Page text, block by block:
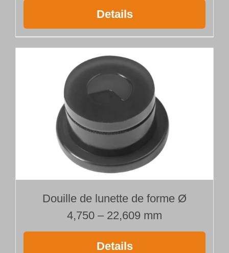
Details
Douille de lunette de forme Ø
4,750 – 22,609 mm
Details